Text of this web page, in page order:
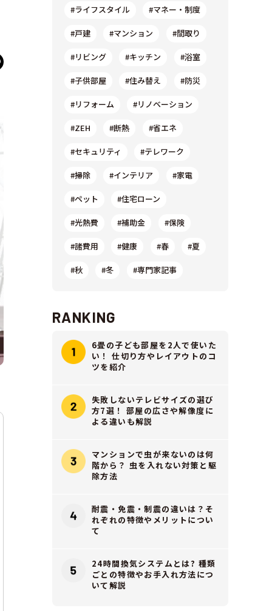
#ライフスタイル #マネー・制度
#戸建 #マンション #間取り
#リビング #キッチン #浴室
#子供部屋 #住み替え #防災
#リフォーム #リノベーション
#ZEH #断熱 #省エネ
#セキュリティ #テレワーク
#掃除 #インテリア #家電
#ペット #住宅ローン
#光熱費 #補助金 #保険
#諸費用 #健康 #春 #夏
#秋 #冬 #専門家記事
RANKING
6畳の子ども部屋を2人で使いた
い！ 仕切り方やレイアウトのコ
ツを紹介
失敗しないテレビサイズの選び
方7選！ 部屋の広さや解像度に
よる違いも解説
マンションで虫が来ないのは何
階から？ 虫を入れない対策と駆
除方法
耐震・免震・制震の違いは？そ
れぞれの特徴やメリットについ
て
24時間換気システムとは? 種類
ごとの特徴やお手入れ方法につ
いて解説